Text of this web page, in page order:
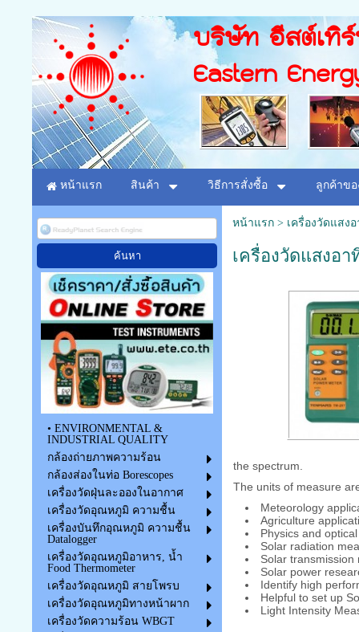
บริษัท อีสต์เทิ
Eastern
หน้าแรก สินค้า วิธีการสั่งซื้อ ลูกค้าขอ
• ENVIRONMENTAL &
INDUSTRIAL QUALITY
กล้องถ่ายภาพความร้อน
กล้องส่องในท่อ Borescopes
เครื่องวัดฝุ่นละอองในอากาศ
เครื่องวัดอุณหภูมิ ความชื้น
เครื่องบันทึกอุณหภูมิ ความชื้น
Datalogger
เครื่องวัดอุณหภูมิอาหาร, น้ำ
Food Thermometer
เครื่องวัดอุณหภูมิ สายโพรบ
เครื่องวัดอุณหภูมิทางหน้าผาก
เครื่องวัดความร้อน WBGT
หน้าแรก> เครื่องวัดแสง
เครื่องวัดแสงอา
the spectrum.
The units of measure
Meteorology
Agriculture
Physics and
Solar radiation
Solar transmission
Solar power
Identify high
Helpful to set up
Light Intensity